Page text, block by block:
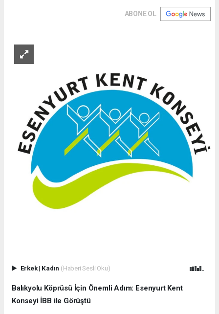
ABONE OL
Erkek| Kadın (Haberi Sesli Oku)
Balıkyolu Köprüsü İçin Önemli Adım: Esenyurt Kent
Konseyi İBB ile Görüştü